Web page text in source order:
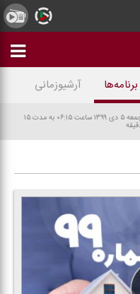
برنامه‌ها آرشیوزمانی
۵ دی ۱۳۹۹ ساعت ۰۶:۱۵ به مدت ۱۵